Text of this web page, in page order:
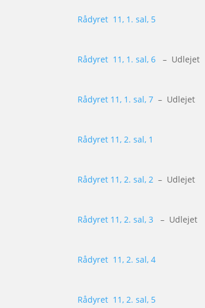
Rådyret 11, 1. sal, 5
Rådyret 11, 1. sal, 6 – Udlejet
Rådyret 11, 1. sal, 7 – Udlejet
Rådyret 11, 2. sal, 1
Rådyret 11, 2. sal, 2 – Udlejet
Rådyret 11, 2. sal, 3 – Udlejet
Rådyret 11, 2. sal, 4
Rådyret 11, 2. sal, 5